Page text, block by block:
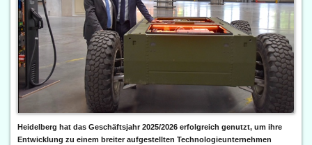
Heidelberg hat das Geschäftsjahr 2025/2026 erfolgreich genutzt, um ihre
Entwicklung zu einem breiter aufgestellten Technologieunternehmen